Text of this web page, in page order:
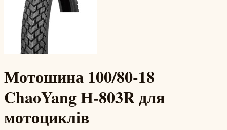
Мотошина 100/80-18
ChaoYang Н-803R для
мотоциклів